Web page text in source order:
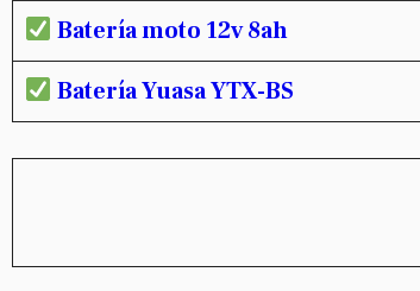
Batería moto 12v 8ah
Batería Yuasa YTX-BS